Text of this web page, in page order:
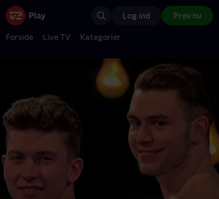
Log ind Prøv nu
Forside Live TV Kategorier